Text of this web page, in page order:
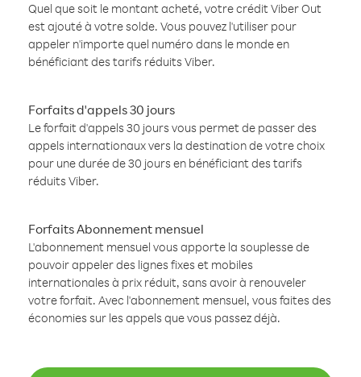
Quel que soit le montant acheté, votre crédit Viber Out
est ajouté à votre solde. Vous pouvez l'utiliser pour
appeler n'importe quel numéro dans le monde en
bénéficiant des tarifs réduits Viber.
Forfaits d'appels 30 jours
Le forfait d'appels 30 jours vous permet de passer des
appels internationaux vers la destination de votre choix
pour une durée de 30 jours en bénéficiant des tarifs
réduits Viber.
Forfaits Abonnement mensuel
L'abonnement mensuel vous apporte la souplesse de
pouvoir appeler des lignes fixes et mobiles
internationales à prix réduit, sans avoir à renouveler
votre forfait. Avec l'abonnement mensuel, vous faites des
économies sur les appels que vous passez déjà.